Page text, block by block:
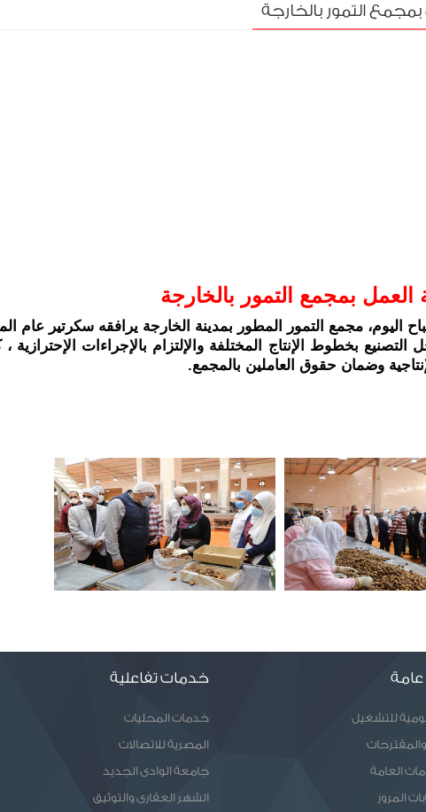
التمور بالخارجة
بمجمع التمور بالخارجة
اليوم، مجمع التمور المطور بمدينة الخارجة يرافقه سكرتير عام
وضمان حقوق العاملين بالمجمع.
للتشغيل
العامة
المرور
خدمات تفاعلية
خدمات المحليات
المصرية للاتصالات
جامعة الوادى الجديد
الشهر العقارى والتوثيق